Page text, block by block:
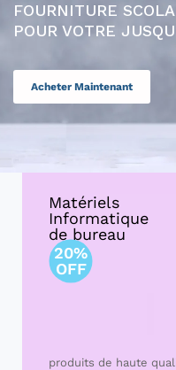
FOURNITURE
POUR VOTRE
Acheter Maintenant
Matériels
Informatique
de bureau
produits de haute
20%
OFF